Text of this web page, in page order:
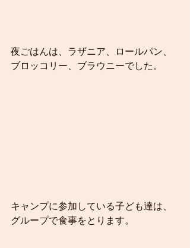
夜ごはんは、ラザニア、ロールパン、
ブロッコリー、ブラウニーでした。
キャンプに参加している子ども達は、
グループで食事をとります。